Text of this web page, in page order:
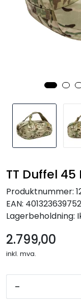
TT Duffel 45
Produktnummer:
EAN:
Lagerbeholdning:
2.799,00
inkl. mva.
-
Kampanjer